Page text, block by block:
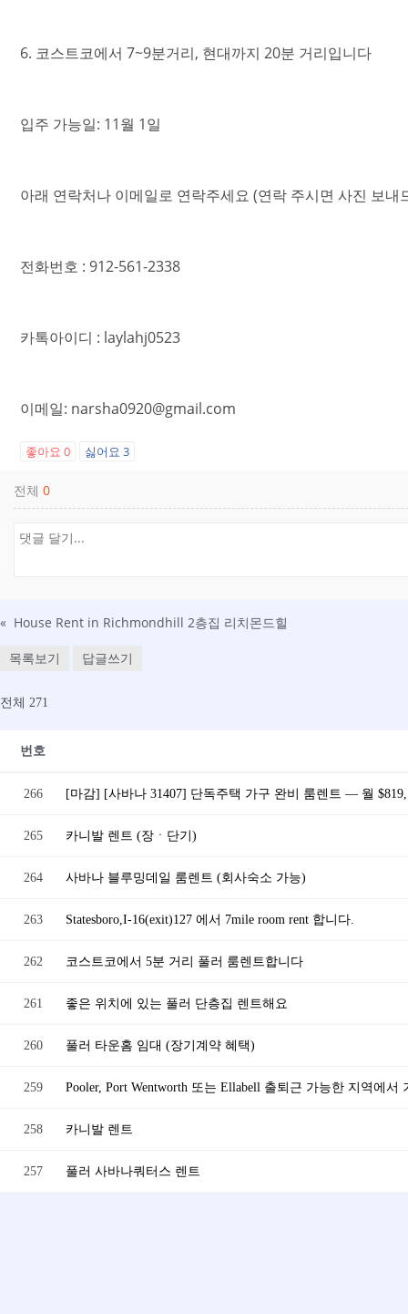
6. 코스트코에서 7~9분거리, 현대까지 20분 거리입니다
입주 가능일: 11월 1일
아래 연락처나 이메일로 연락주세요 (연락 주시면 사진 보내
전화번호 : 912-561-2338
카톡아이디 : laylahj0523
이메일: narsha0920@gmail.com
좋아요 0 싫어요 3
전체 0
« House Rent in Richmondhill 2층집 리치몬드힐
목록보기 답글쓰기
전체 271
번호
266 [마감] [사바나 31407] 단독주택 가구 완비 룸렌트 — 월
265 카니발 렌트 (장ㆍ단기)
264 사바나 블루밍데일 룸렌트 (회사숙소 가능)
263 Statesboro,I-16(exit)127 에서 7mile room rent 합니다.
262 코스트코에서 5분 거리 풀러 룸렌트합니다
261 좋은 위치에 있는 풀러 단층집 렌트해요
260 풀러 타운홈 임대 (장기계약 혜택)
259 Pooler, Port Wentworth 또는 Ellabell 출퇴근 가능한 지역에서
258 카니발 렌트
257 풀러 사바나쿼터스 렌트